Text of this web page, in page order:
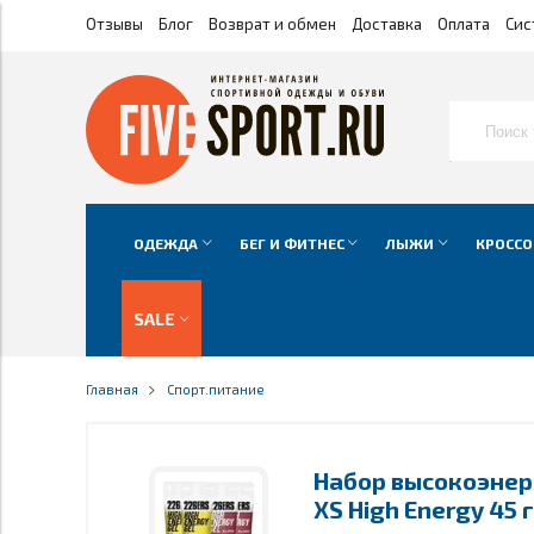
Отзывы Блог Возврат и обмен Доставка Оплата
ОДЕЖДА БЕГ И ФИТНЕС ЛЫЖИ
SALE
Главная Спорт.питание
Набор
XS High Energy